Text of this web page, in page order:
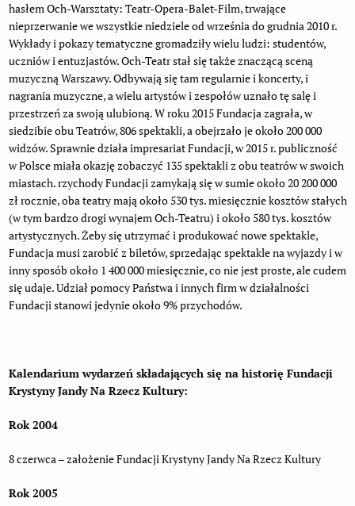
hasłem Och-Warsztaty: Teatr-Opera-Balet-Film, trwające
nieprzerwanie we wszystkie niedziele od września do grudnia 2010 r.
Wykłady i pokazy tematyczne gromadziły wielu ludzi: studentów,
uczniów i entuzjastów. Och-Teatr stał się także znaczącą sceną
muzyczną Warszawy. Odbywają się tam regularnie i koncerty, i
nagrania muzyczne, a wielu artystów i zespołów uznało tę salę i
przestrzeń za swoją ulubioną. W roku 2015 Fundacja zagrała, w
siedzibie obu Teatrów, 806 spektakli, a obejrzało je około 200 000
widzów. Sprawnie działa impresariat Fundacji, w 2015 r. publiczność
w Polsce miała okazję zobaczyć 135 spektakli z obu teatrów w swoich
miastach. rzychody Fundacji zamykają się w sumie około 20 200 000
zł rocznie, oba teatry mają około 530 tys. miesięcznie kosztów stałych
(w tym bardzo drogi wynajem Och-Teatru) i około 580 tys. kosztów
artystycznych. Żeby się utrzymać i produkować nowe spektakle,
Fundacja musi zarobić z biletów, sprzedając spektakle na wyjazdy i w
inny sposób około 1 400 000 miesięcznie, co nie jest proste, ale cudem
się udaje. Udział pomocy Państwa i innych firm w działalności
Fundacji stanowi jedynie około 9% przychodów.
Kalendarium wydarzeń składających się na historię Fundacji
Krystyny Jandy Na Rzecz Kultury:
Rok 2004
8 czerwca – założenie Fundacji Krystyny Jandy Na Rzecz Kultury
Rok 2005